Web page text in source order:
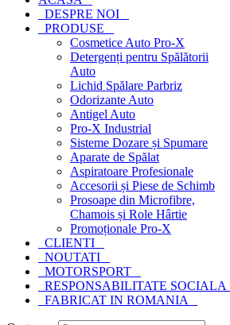
DESPRE NOI
PRODUSE
Cosmetice Auto Pro-X
Detergenți pentru Spălătorii
Auto
Lichid Spălare Parbriz
Odorizante Auto
Antigel Auto
Pro-X Industrial
Sisteme Dozare și Spumare
Aparate de Spălat
Aspiratoare Profesionale
Accesorii și Piese de Schimb
Prosoape din Microfibre,
Chamois și Role Hârtie
Promoționale Pro-X
CLIENTI
NOUTATI
MOTORSPORT
RESPONSABILITATE SOCIALA
FABRICAT IN ROMANIA